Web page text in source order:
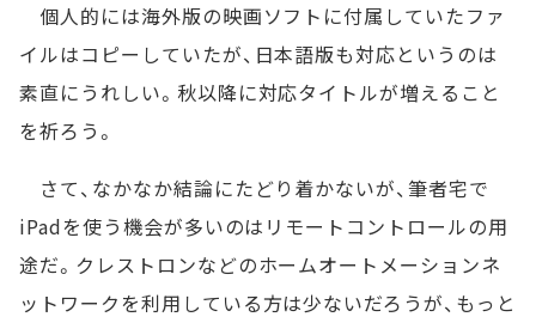
個人的には海外版の映画ソフトに付属していたファ
イルはコピーしていたが、日本語版も対応というのは
素直にうれしい。秋以降に対応タイトルが増えること
を祈ろう。
さて、なかなか結論にたどり着かないが、筆者宅で
iPadを使う機会が多いのはリモートコントロールの用
途だ。クレストロンなどのホームオートメーションネ
ットワークを利用している方は少ないだろうが、もっと